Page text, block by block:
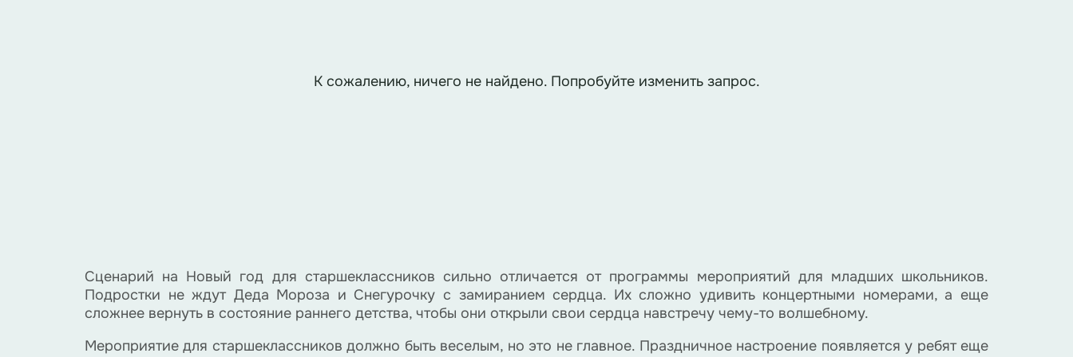
К сожалению, ничего не найдено. Попробуйте изменить запрос.
Сценарий на Новый год для старшеклассников сильно отличается от программы мероприятий для младших школьников.
Подростки не ждут Деда Мороза и Снегурочку с замиранием сердца. Их сложно удивить концертными номерами, а еще
сложнее вернуть в состояние раннего детства, чтобы они открыли свои сердца навстречу чему-то волшебному.
Мероприятие для старшеклассников должно быть веселым, но это не главное. Праздничное настроение появляется у ребят еще